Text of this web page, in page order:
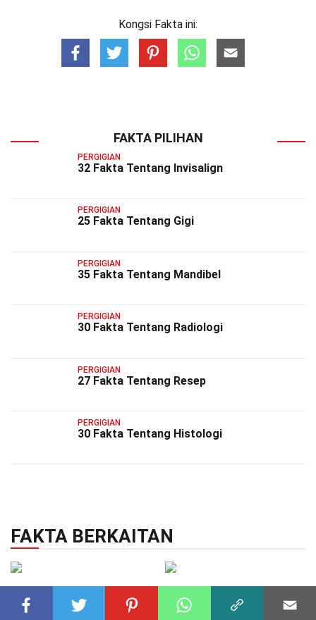
Kongsi Fakta ini:
FAKTA PILIHAN
PERGIGIAN
32 Fakta Tentang Invisalign
PERGIGIAN
25 Fakta Tentang Gigi
PERGIGIAN
35 Fakta Tentang Mandibel
PERGIGIAN
30 Fakta Tentang Radiologi
PERGIGIAN
27 Fakta Tentang Resep
PERGIGIAN
30 Fakta Tentang Histologi
FAKTA BERKAITAN